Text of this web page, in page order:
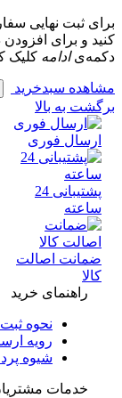
ثبت نهایی سفارش
و برای افزودن
ادامهکلیک کنید.
سبدخرید ادامه
به بالا
فوری
پشتیبانی 24
اصالت
راهنمای خرید
نحوه ثبت
رویه ارسال
شیوه پرداخت
خدمات مشتریان